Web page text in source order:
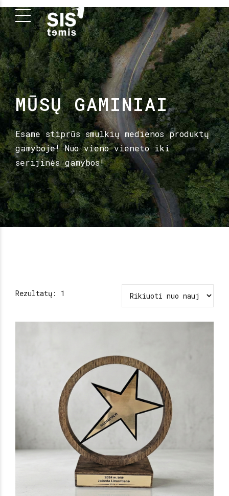
MŪSŲ GAMINIAI
Esame stiprūs smulkių medienos produktų
gamyboje! Nuo vieno vieneto iki
serijinės gamybos!
Rezultatų: 1